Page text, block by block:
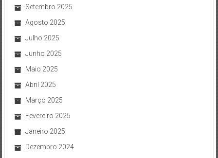
Setembro 2025
Agosto 2025
Julho 2025
Junho 2025
Maio 2025
Abril 2025
Março 2025
Fevereiro 2025
Janeiro 2025
Dezembro 2024